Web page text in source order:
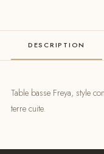
DESCRIPTION
Table basse Freya, style
terre cuite.